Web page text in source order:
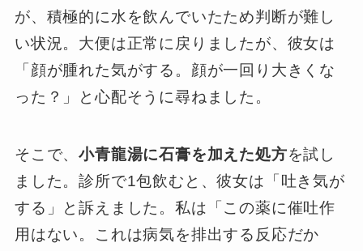
が、積極的に水を飲んでいたため判断が難し
い状況。大便は正常に戻りましたが、彼女は
「顔が腫れた気がする。顔が一回り大きくな
った？」と心配そうに尋ねました。
そこで、小青龍湯に石膏を加えた処方を試し
ました。診所で1包飲むと、彼女は「吐き気が
する」と訴えました。私は「この薬に催吐作
用はない。これは病気を排出する反応だか